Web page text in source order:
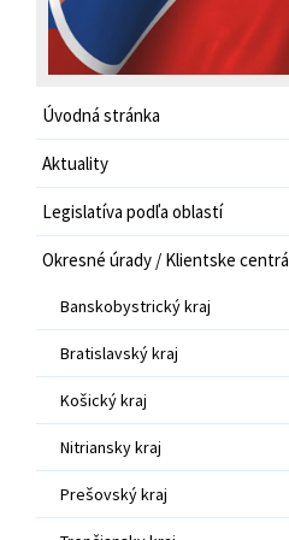
Úvodná stránka
Aktuality
Legislatíva podľa oblastí
Okresné úrady / Klientske centrá
Banskobystrický kraj
Bratislavský kraj
Košický kraj
Nitriansky kraj
Prešovský kraj